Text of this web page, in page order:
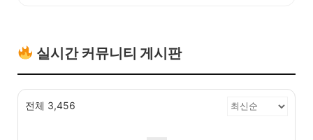
실시간 커뮤니티 게시판
전체 3,456